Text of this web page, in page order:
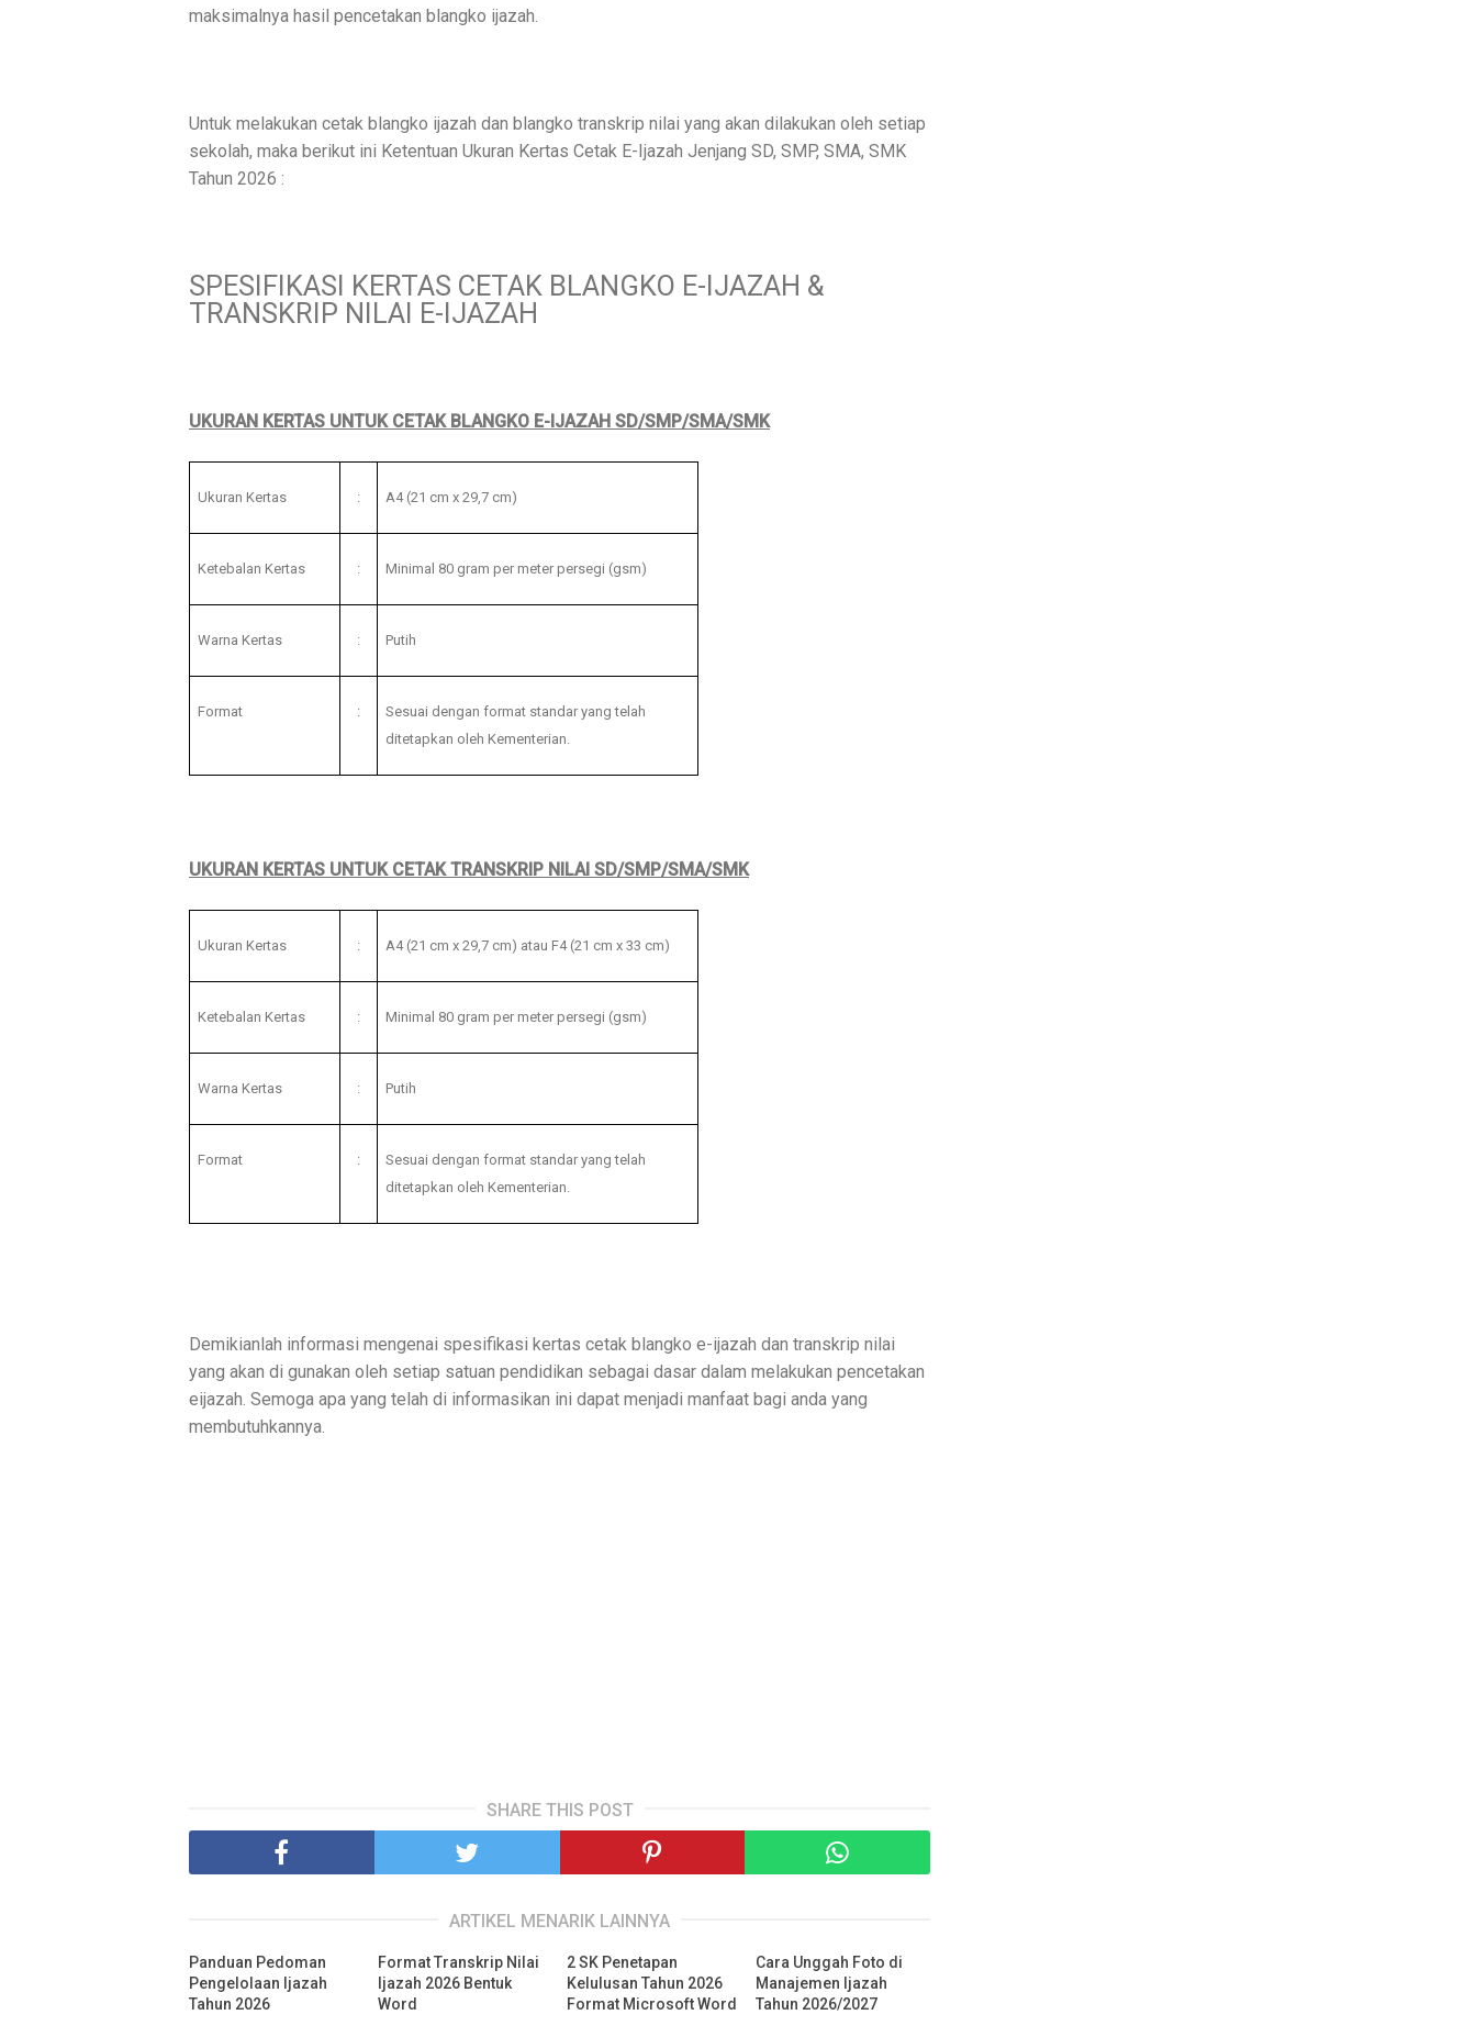
maksimalnya hasil pencetakan blangko ijazah.
Untuk melakukan cetak blangko ijazah dan blangko transkrip nilai yang akan dilakukan oleh setiap
sekolah, maka berikut ini Ketentuan Ukuran Kertas Cetak E-Ijazah Jenjang SD, SMP, SMA, SMK
Tahun 2026 :
SPESIFIKASI KERTAS CETAK BLANGKO E-IJAZAH &
TRANSKRIP NILAI E-IJAZAH
UKURAN KERTAS UNTUK CETAK BLANGKO E-IJAZAH SD/SMP/SMA/SMK
Ukuran Kertas : A4 (21 cm x 29,7 cm)
Ketebalan Kertas : Minimal 80 gram per meter persegi (gsm)
Warna Kertas : Putih
Format :
Sesuai dengan format standar yang telah
ditetapkan oleh Kementerian.
UKURAN KERTAS UNTUK CETAK TRANSKRIP NILAI SD/SMP/SMA/SMK
Ukuran Kertas : A4 (21 cm x 29,7 cm) atau F4 (21 cm x 33 cm)
Ketebalan Kertas : Minimal 80 gram per meter persegi (gsm)
Warna Kertas : Putih
Format :
Sesuai dengan format standar yang telah
ditetapkan oleh Kementerian.
Demikianlah informasi mengenai spesifikasi kertas cetak blangko e-ijazah dan transkrip nilai
yang akan di gunakan oleh setiap satuan pendidikan sebagai dasar dalam melakukan pencetakan
eijazah. Semoga apa yang telah di informasikan ini dapat menjadi manfaat bagi anda yang
membutuhkannya.
SHARE THIS POST
ARTIKEL MENARIK LAINNYA
Panduan Pedoman
Pengelolaan Ijazah
Tahun 2026
Format Transkrip Nilai
Ijazah 2026 Bentuk
Word
2 SK Penetapan
Kelulusan Tahun 2026
Format Microsoft Word
Cara Unggah Foto di
Manajemen Ijazah
Tahun 2026/2027